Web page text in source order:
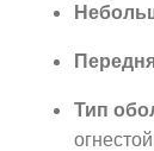
Тип